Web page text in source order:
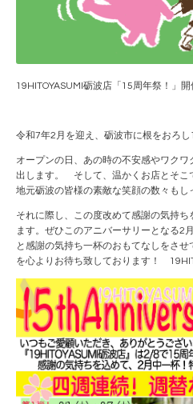
19HITOYASUMI砺波店「15周年祭！」開
令和7年2月を迎え、砺波市に根をお
オープンの日、あの時の不安感やワク
出します。 そして、温かくお店とそこ
地元砺波の皆様の素敵な笑顔の数々もし
それに際し、この度改めて感謝の気持
ます。ぜひこのアニバーサリーとなる2
と感謝の気持ち一杯のおもてなしをさ
を心よりお待ち致しております！